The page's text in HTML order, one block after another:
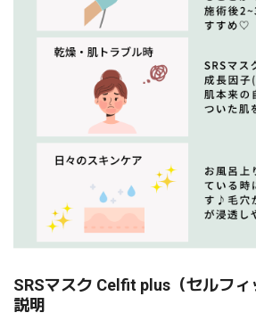
SRSマスク Celfit plus（セルフィ
説明